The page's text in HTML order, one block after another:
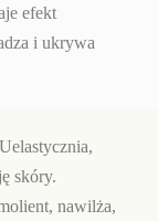
efekt
i ukrywa
skóry.
nawilża,